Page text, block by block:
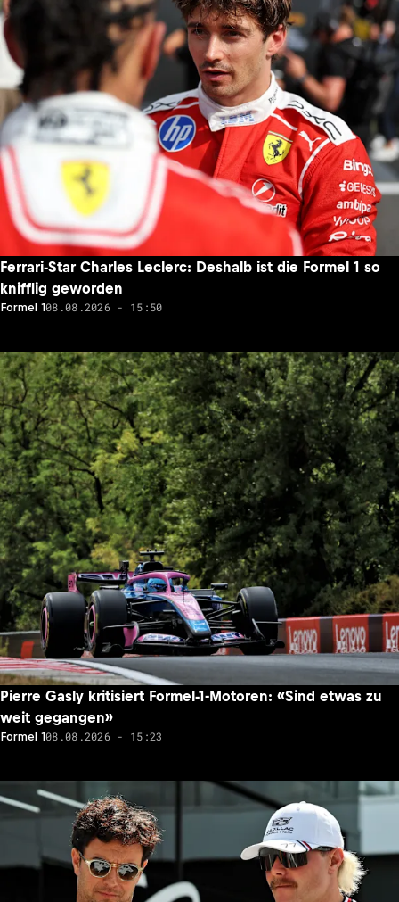
Ferrari-Star Charles Leclerc: Deshalb ist die Formel 1 so
knifflig geworden
Formel 108.08.2026 - 15:50
Pierre Gasly kritisiert Formel-1-Motoren: «Sind etwas zu
weit gegangen»
Formel 108.08.2026 - 15:23